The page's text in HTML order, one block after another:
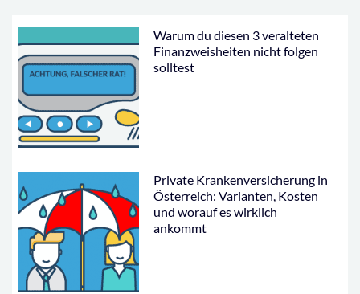
Warum du diesen 3 veralteten
Finanzweisheiten nicht folgen
solltest
Private Krankenversicherung in
Österreich: Varianten, Kosten
und worauf es wirklich
ankommt